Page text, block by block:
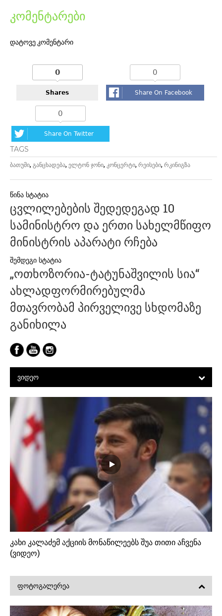
კომენტარები
დატოვე კომენტარი
0
Shares
0
Share On Facebook
0
Share On Twitter
TAGS
ბათუმი, განცხადება, ელტონ ჯონი, კონცერტი, რეისები, რკინიგზა
პოსტის
ნავიგაცია
ცვლილებების შედედეგად 10
სამინისტრო და ერთი სახელმწიფო
მინისტრის აპარატი რჩება
„ოთხოზორია-ტატუნაშვილის სია“
ახლადფორმირებულმა
მთავრობამ პირველივე სხდომაზე
განიხილა
ᲕᲘᲓᲔᲝ
კახი კალაძემ აქციის მონაწილეებს შუა თითი აჩვენა
(ვიდეო)
ᲤᲝᲢᲝᲒᲐᲚᲔᲠᲔᲐ